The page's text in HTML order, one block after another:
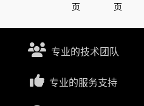
页
页
专业的技术团队
专业的服务支持